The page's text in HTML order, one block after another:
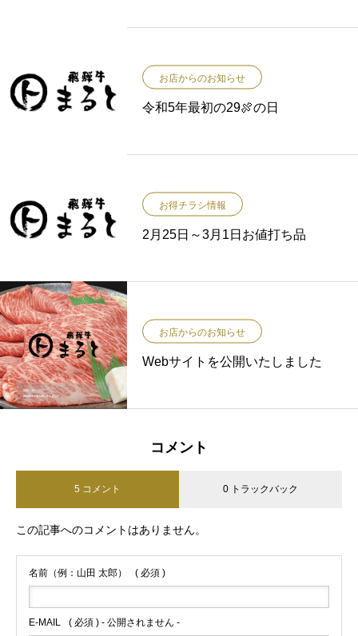
お店からのお知らせ
令和5年最初の29🍖の日
お得チラシ情報
2月25日～3月1日お値打ち品
お店からのお知らせ
Webサイトを公開いたしました
コメント
5 コメント 0 トラックバック
この記事へのコメントはありません。
名前（例：山田 太郎） ( 必須 )
E-MAIL ( 必須 ) - 公開されません -